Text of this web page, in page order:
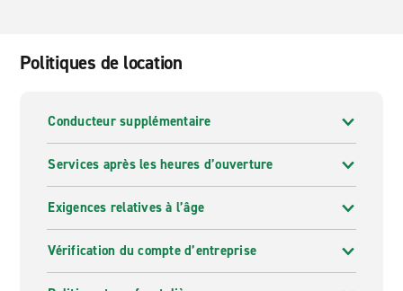
Politiques de location
Conducteur supplémentaire
Services après les heures d’ouverture
Exigences relatives à l’âge
Vérification du compte d’entreprise